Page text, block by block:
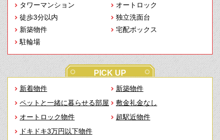
タワーマンション
オートロック
徒歩3分以内
独立洗面台
新築物件
宅配ボックス
駐輪場
PICK UP
新着物件
新築物件
ペットと一緒に暮らせる部屋
敷金礼金なし
オートロック物件
超駅近物件
ドキドキ3万円以下物件